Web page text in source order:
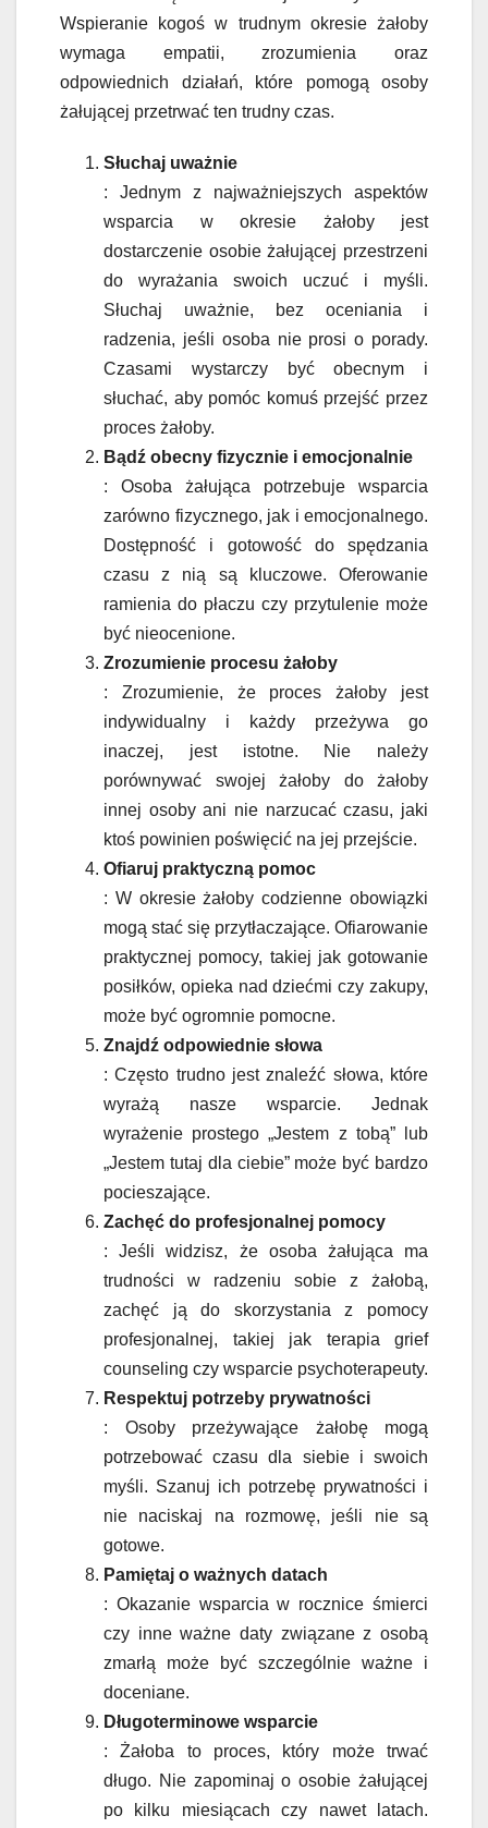
Wspieranie kogoś w trudnym okresie żałoby
wymaga empatii, zrozumienia oraz
odpowiednich działań, które pomogą osoby
żałującej przetrwać ten trudny czas.
Słuchaj uważnie
: Jednym z najważniejszych aspektów
wsparcia w okresie żałoby jest
dostarczenie osobie żałującej przestrzeni
do wyrażania swoich uczuć i myśli.
Słuchaj uważnie, bez oceniania i
radzenia, jeśli osoba nie prosi o porady.
Czasami wystarczy być obecnym i
słuchać, aby pomóc komuś przejść przez
proces żałoby.
Bądź obecny fizycznie i emocjonalnie
: Osoba żałująca potrzebuje wsparcia
zarówno fizycznego, jak i emocjonalnego.
Dostępność i gotowość do spędzania
czasu z nią są kluczowe. Oferowanie
ramienia do płaczu czy przytulenie może
być nieocenione.
Zrozumienie procesu żałoby
: Zrozumienie, że proces żałoby jest
indywidualny i każdy przeżywa go
inaczej, jest istotne. Nie należy
porównywać swojej żałoby do żałoby
innej osoby ani nie narzucać czasu, jaki
ktoś powinien poświęcić na jej przejście.
Ofiaruj praktyczną pomoc
: W okresie żałoby codzienne obowiązki
mogą stać się przytłaczające. Ofiarowanie
praktycznej pomocy, takiej jak gotowanie
posiłków, opieka nad dziećmi czy zakupy,
może być ogromnie pomocne.
Znajdź odpowiednie słowa
: Często trudno jest znaleźć słowa, które
wyrażą nasze wsparcie. Jednak
wyrażenie prostego „Jestem z tobą” lub
„Jestem tutaj dla ciebie” może być bardzo
pocieszające.
Zachęć do profesjonalnej pomocy
: Jeśli widzisz, że osoba żałująca ma
trudności w radzeniu sobie z żałobą,
zachęć ją do skorzystania z pomocy
profesjonalnej, takiej jak terapia grief
counseling czy wsparcie psychoterapeuty.
Respektuj potrzeby prywatności
: Osoby przeżywające żałobę mogą
potrzebować czasu dla siebie i swoich
myśli. Szanuj ich potrzebę prywatności i
nie naciskaj na rozmowę, jeśli nie są
gotowe.
Pamiętaj o ważnych datach
: Okazanie wsparcia w rocznice śmierci
czy inne ważne daty związane z osobą
zmarłą może być szczególnie ważne i
doceniane.
Długoterminowe wsparcie
: Żałoba to proces, który może trwać
długo. Nie zapominaj o osobie żałującej
po kilku miesiącach czy nawet latach.